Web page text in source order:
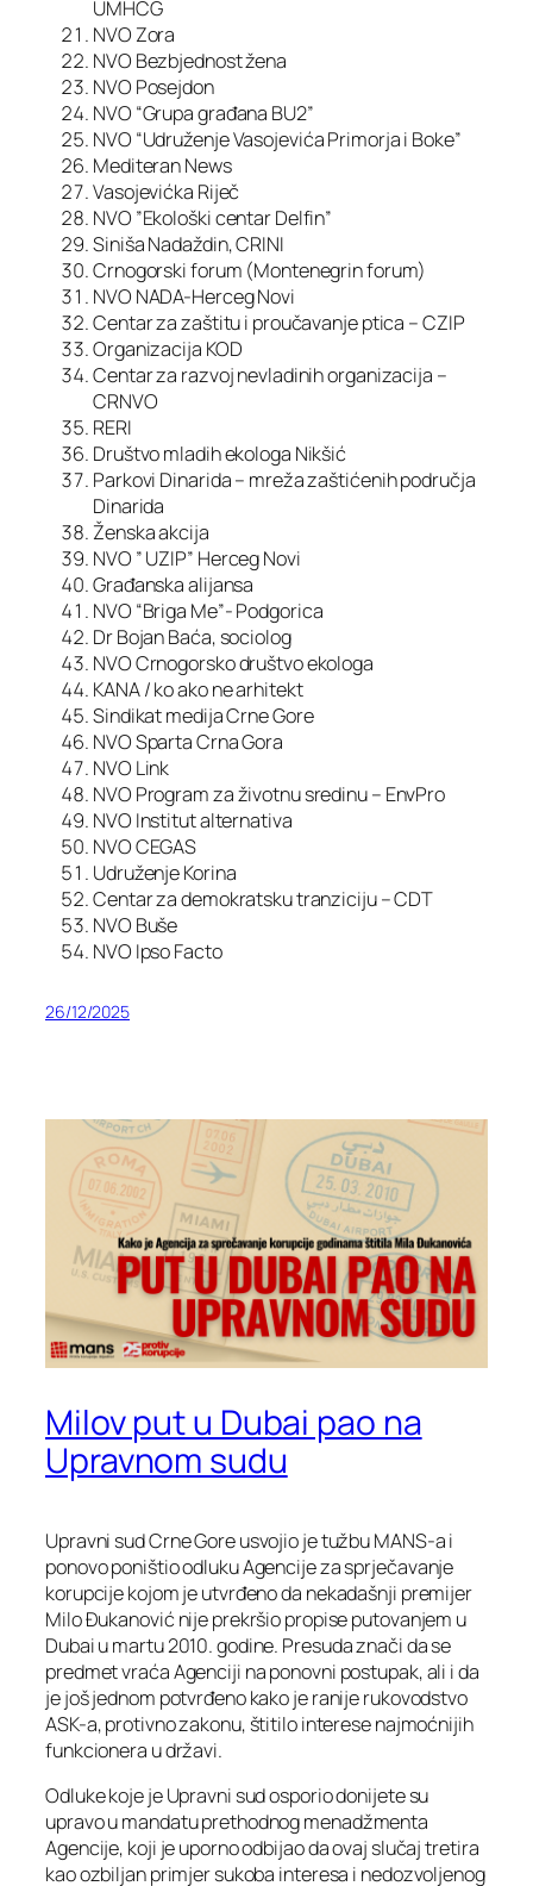
UMHCG
NVO Zora
NVO Bezbjednost žena
NVO Posejdon
NVO “Grupa građana BU2”
NVO “Udruženje Vasojevića Primorja i Boke”
Mediteran News
Vasojevićka Riječ
NVO ”Ekološki centar Delfin”
Siniša Nadaždin, CRINI
Crnogorski forum (Montenegrin forum)
NVO NADA-Herceg Novi
Centar za zaštitu i proučavanje ptica – CZIP
Organizacija KOD
Centar za razvoj nevladinih organizacija –
CRNVO
RERI
Društvo mladih ekologa Nikšić
Parkovi Dinarida – mreža zaštićenih područja
Dinarida
Ženska akcija
NVO ” UZIP” Herceg Novi
Građanska alijansa
NVO “Briga Me”- Podgorica
Dr Bojan Baća, sociolog
NVO Crnogorsko društvo ekologa
KANA / ko ako ne arhitekt
Sindikat medija Crne Gore
NVO Sparta Crna Gora
NVO Link
NVO Program za životnu sredinu – EnvPro
NVO Institut alternativa
NVO CEGAS
Udruženje Korina
Centar za demokratsku tranziciju – CDT
NVO Buše
NVO Ipso Facto
26/12/2025
Milov put u Dubai pao na
Upravnom sudu
Upravni sud Crne Gore usvojio je tužbu MANS-a i
ponovo poništio odluku Agencije za sprječavanje
korupcije kojom je utvrđeno da nekadašnji premijer
Milo Đukanović nije prekršio propise putovanjem u
Dubai u martu 2010. godine. Presuda znači da se
predmet vraća Agenciji na ponovni postupak, ali i da
je još jednom potvrđeno kako je ranije rukovodstvo
ASK-a, protivno zakonu, štitilo interese najmoćnijih
funkcionera u državi.
Odluke koje je Upravni sud osporio donijete su
upravo u mandatu prethodnog menadžmenta
Agencije, koji je uporno odbijao da ovaj slučaj tretira
kao ozbiljan primjer sukoba interesa i nedozvoljenog